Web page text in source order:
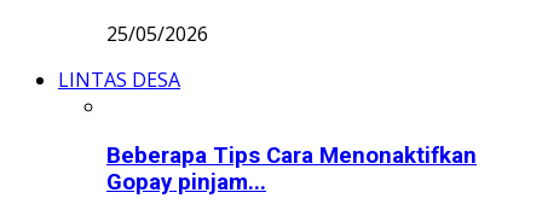
25/05/2026
LINTAS DESA
Beberapa Tips Cara Menonaktifkan
Gopay pinjam...